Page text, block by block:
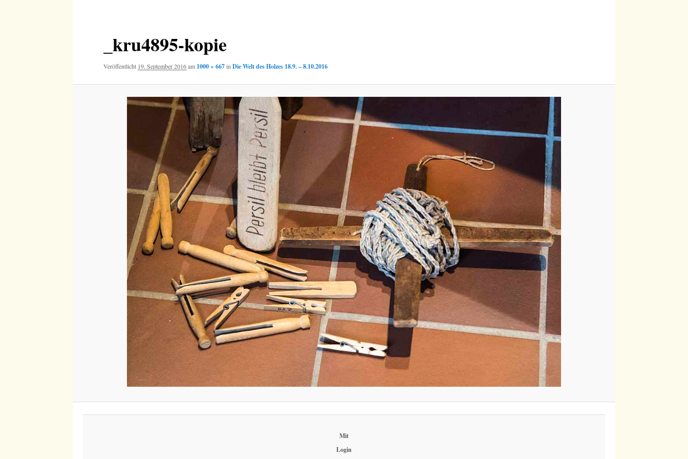
_kru4895-kopie
Veröffentlicht 19. September 2016am 1000 × 667inDie Welt des Holzes 18.9. – 8.10.2016
Mit
Login